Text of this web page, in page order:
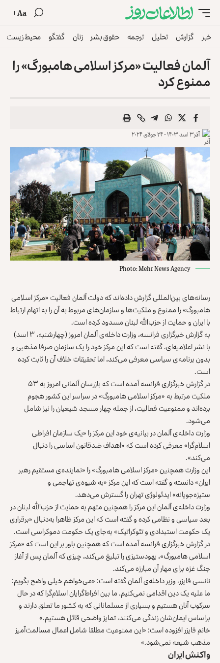
Aa
خبر گزارش تحلیل ترجمه حقوق بشر زنان گفتگو محیط زیست
آلمان فعالیت «مرکز اسلامی هامبورگ» را
ممنوع کرد
آذر۳ اسد ۱۴۰۳ - ۲۴ جولای ۲۰۲۴
Photo: Mehr News Agency
رسانه‌های بین‌المللی گزارش داده‌اند که دولت آلمان فعالیت «مرکز اسلامی
هامبورگ» را ممنوع و ملکیت‌ها و سازمان‌های مربوط به آن را به اتهام ارتباط
با ایران و حمایت از حزب‌الله لبنان مسدود کرده است.
به گزارش خبرگزاری فرانسه، وزارت داخله‌ی آلمان امروز (چهارشنبه، ۳ اسد)
با نشر اعلامیه‌‌ای، گفته است که این مرکز خود را یک سازمان صرفا مذهبی و
بدون برنامه‌ی سیاسی معرفی می‌کند، اما تحقیقات خلاف آن را ثابت کرده
است.
در گزارش خبرگزاری فرانسه آمده است که بازرسان آلمانی امروز به ۵۳
ملکیت مرتبط به «مرکز اسلامی هامبورگ» در سراسر این کشور هجوم
برده‌اند و ممنوعیت فعالیت، از جمله چهار مسجد شیعیان را نیز شامل
می‌شود.
وزارت داخله‌ی آلمان در بیانیه‌‌ی خود این مرکز را «یک سازمان افراطی
اسلام‌گرا» معرفی کرده است که «اهداف ضدقانون اساسی را دنبال
می‌کند».
این وزارت همچنین «مرکز اسلامی هامبورگ» را «نماینده‌ی مستقیم رهبر
ایران» دانسته و گفته است که این مرکز «به شیوه‌ی تهاجمی و
ستیزه‌جویانه» ایدئولوژی تهران را گسترش می‌دهد.
وزارت داخله‌ی آلمان این مرکز را همچنین متهم به حمایت از حزب‌الله لبنان در
بعد سیاسی و نظامی کرده و گفته است که این مرکز ظاهرا به‌دنبال «برقراری
یک حکومت استبدادی و تئوکراتیک» به‌جای یک حکومت دموکراسی است.
در گزارش خبرگزاری فرانسه آمده است که همچنین باور بر این است که «مرکز
اسلامی هامبورگ»، یهودستیزی را تبلیغ می‌کند، چیزی که آلمان پس از آغاز
جنگ غزه برای مهار آن مبارزه می‌کند.
نانسی فایزر، وزیر داخله‌ی آلمان گفته است: «می‌خواهم خیلی واضح بگویم:
ما علیه یک دین اقدامی نمی‌کنیم. ما بین افراط‌گرایان اسلام‌گرا که در حال
سرکوب آنان هستیم و بسیاری از مسلمانانی که به کشور ما تعلق دارند و
براساس ایمان‌شان زندگی می‌کنند، تمایز واضحی قائل هستیم.»
خانم فایزر افزوده است: «این ممنوعیت مطلقا شامل اعمال مسالمت‌آمیز
مذهب شیعه نمی‌شود.»
واکنش ایران